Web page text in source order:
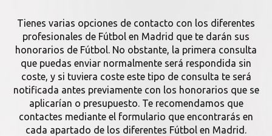
Tienes varias opciones de contacto con los diferentes
profesionales de Fútbol en Madrid que te darán sus
honorarios de Fútbol. No obstante, la primera consulta
que puedas enviar normalmente será respondida sin
coste, y si tuviera coste este tipo de consulta te será
notificada antes previamente con los honorarios que se
aplicarían o presupuesto. Te recomendamos que
contactes mediante el formulario que encontrarás en
cada apartado de los diferentes Fútbol en Madrid.